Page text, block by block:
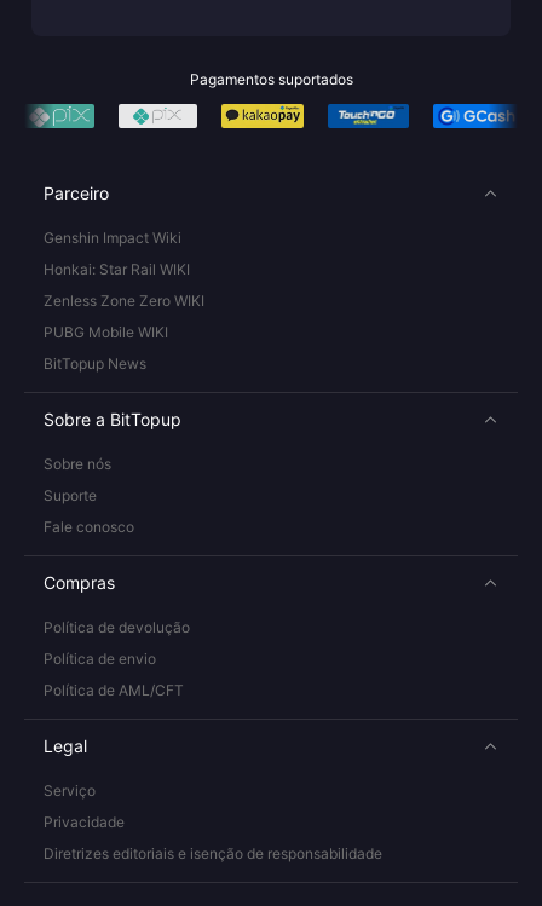
Pagamentos suportados
Parceiro
Genshin Impact Wiki
Honkai: Star Rail WIKI
Zenless Zone Zero WIKI
PUBG Mobile WIKI
BitTopup News
Sobre a BitTopup
Sobre nós
Suporte
Fale conosco
Compras
Política de devolução
Política de envio
Política de AML/CFT
Legal
Serviço
Privacidade
Diretrizes editoriais e isenção de responsabilidade